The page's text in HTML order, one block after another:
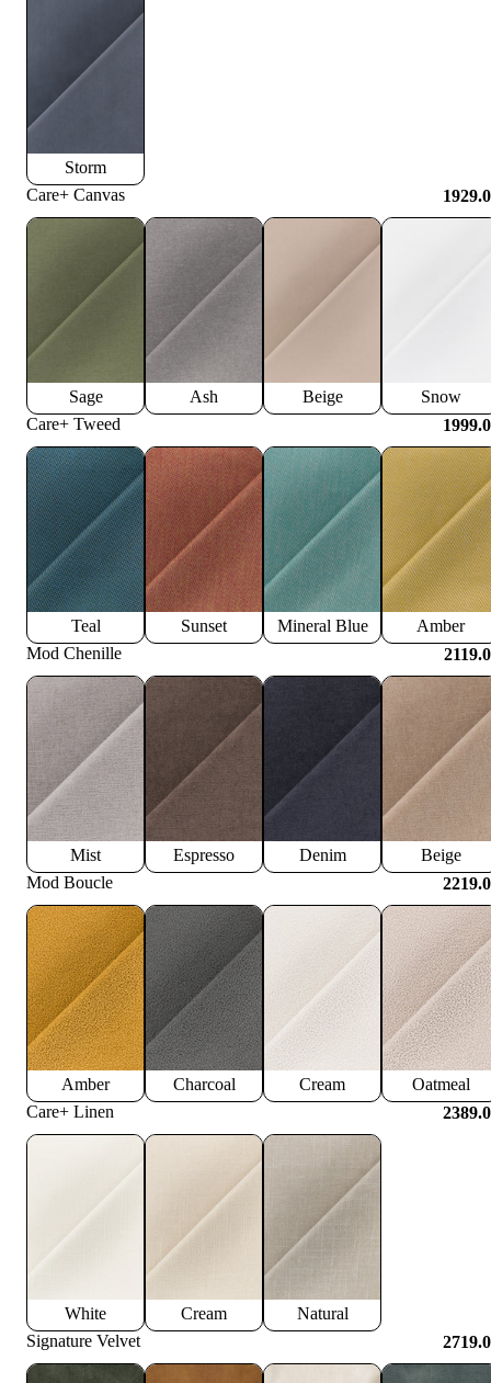
Storm
Care+ Canvas
Sage Ash Beige
Snow
Care+ Tweed
Teal Sunset Mineral Blue
Amber
Mod Chenille
Mist Espresso Denim
Beige
Mod Boucle
Amber Charcoal Cream
Oatmeal
Care+ Linen
White Cream
Natural
Signature Velvet